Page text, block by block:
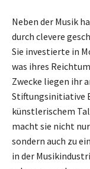
Neben der Musik
durch clevere
Sie investierte in
was ihres
Zwecke liegen ihr
Stiftungsinitiative
künstlerischem
macht sie nicht
sondern auch zu
in der